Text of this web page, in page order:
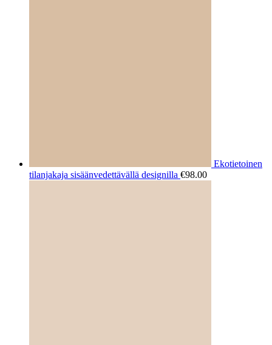
Ekotietoinen
tilanjakaja sisäänvedettävällä designilla €98.00